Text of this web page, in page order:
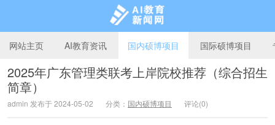
网站主页 AI教育资讯 国内硕博项目 国际硕博项目
2025年广东管理类联考上岸院校推荐（综合招生
简章）
admin 发布于 2024-05-02 分类： 国内硕博项目 评论(0)